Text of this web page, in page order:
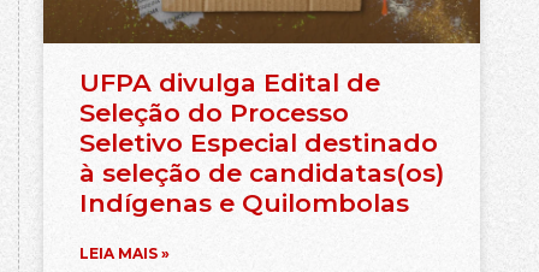
UFPA divulga Edital de
Seleção do Processo
Seletivo Especial destinado
à seleção de candidatas(os)
Indígenas e Quilombolas
LEIA MAIS »